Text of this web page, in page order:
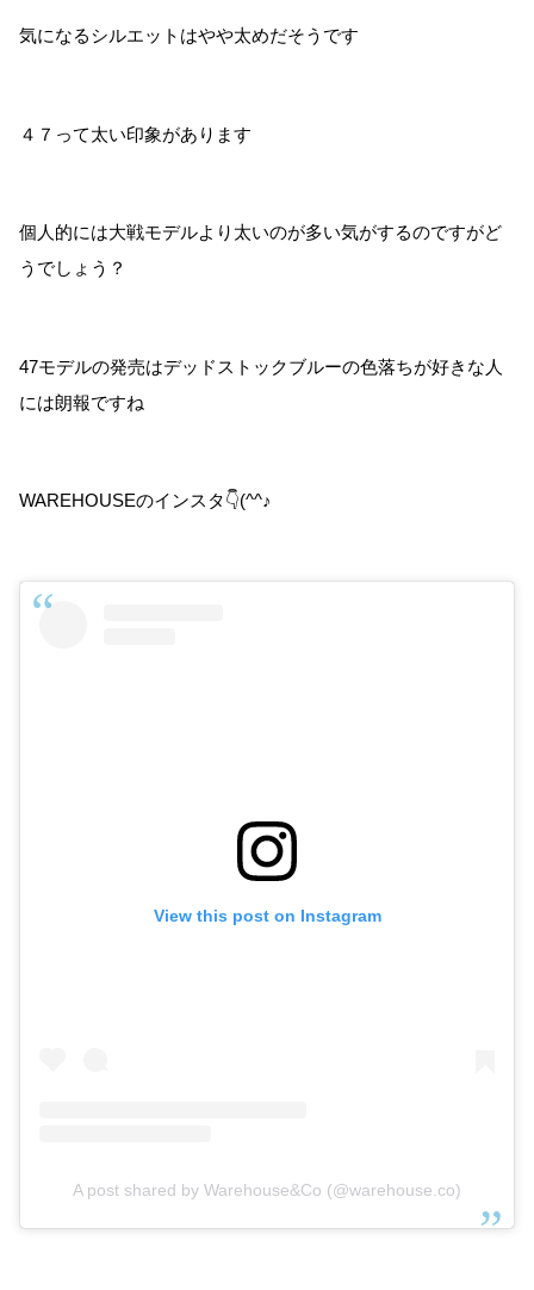
気になるシルエットはやや太めだそうです
４７って太い印象があります
個人的には大戦モデルより太いのが多い気がするのですがど
うでしょう？
47モデルの発売はデッドストックブルーの色落ちが好きな人
には朗報ですね
WAREHOUSEのインスタ👇(^^♪
View this post on Instagram
A post shared by Warehouse&Co (@warehouse.co)